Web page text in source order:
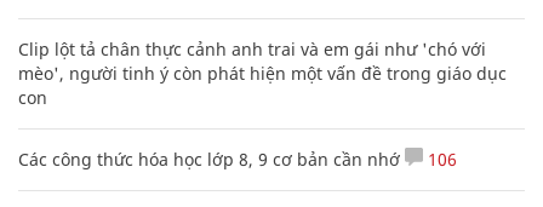
Clip lột tả chân thực cảnh anh trai và em gái như 'chó với
mèo', người tinh ý còn phát hiện một vấn đề trong giáo dục
con
Các công thức hóa học lớp 8, 9 cơ bản cần nhớ 106